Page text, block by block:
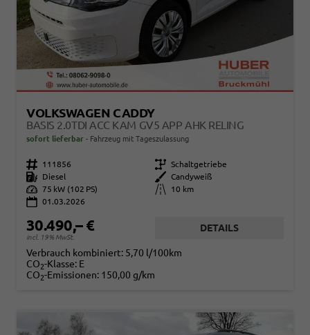
VOLKSWAGEN CADDY
BASIS 2.0TDI ACC KAM GV5 APP AHK RELING
sofort lieferbar Fahrzeug mit Tageszulassung
Fahrzeugnr. 111856 Getriebe Schaltgetriebe
Kraftstoff
Diesel Außenfarbe
Candyweiß
Leistung 75 kW (102 PS) Kilometerstand
10 km
01.03.2026
30.490,– €
incl. 19% MwSt.
DETAILS
Verbrauch kombiniert: 5,70 l/100km
CO2-Klasse: E
CO2-Emissionen: 150,00 g/km